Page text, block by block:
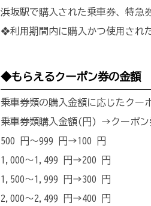
浜坂駅で購入された乗車券、特急
❖利用期間内に購入かつ使用され
◆もらえるクーポン券の金額
乗車券類の購入金額に応じたクー
乗車券類購入金額(円) →クーポ
500 円～999 円→100 円
1,000～1,499 円→200 円
1,500～1,999 円→300 円
2,000～2,499 円→400 円